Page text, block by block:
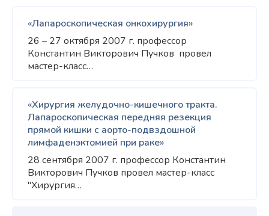
«Лапароскопическая онкохирургия»
26 – 27 октября 2007 г. профессор
Константин Викторович Пучков провел
мастер-класс…
«Хирургия желудочно-кишечного тракта.
Лапароскопическая передняя резекция
прямой кишки с аорто-подвздошной
лимфаденэктомией при раке»
28 сентября 2007 г. профессор Константин
Викторович Пучков провел мастер-класс
"Хирургия…